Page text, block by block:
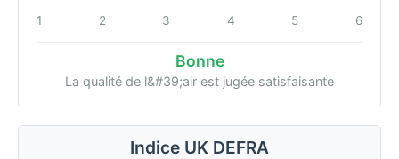
1 2 3 4 5 6
Bonne
La qualité de l&#39;air est jugée satisfaisante
Indice UK DEFRA